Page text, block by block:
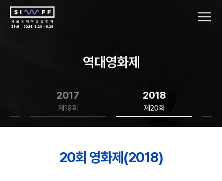
역대영화제
2017
제19회
2018
제20회
20회 영화제(2018)